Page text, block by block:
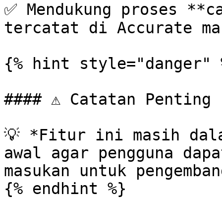
✅ Mendukung proses
tercatat di Accurate
{% hint style="danger"
#### ⚠️ Catatan Penting
💡 *Fitur ini masih
awal agar pengguna
masukan untuk
{% endhint %}